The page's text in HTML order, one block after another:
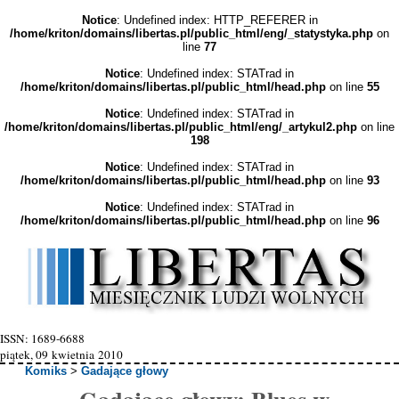
Notice: Undefined index: HTTP_REFERER in
/home/kriton/domains/libertas.pl/public_html/eng/_statystyka.php on
line 77
Notice: Undefined index: STATrad in
/home/kriton/domains/libertas.pl/public_html/head.phpon line 55
Notice: Undefined index: STATrad in
/home/kriton/domains/libertas.pl/public_html/eng/_artykul2.php on line
198
Notice: Undefined index: STATrad in
/home/kriton/domains/libertas.pl/public_html/head.phpon line 93
Notice: Undefined index: STATrad in
/home/kriton/domains/libertas.pl/public_html/head.phpon line 96
ISSN: 1689-6688
piątek, 09 kwietnia 2010
Komiks >Gadające głowy